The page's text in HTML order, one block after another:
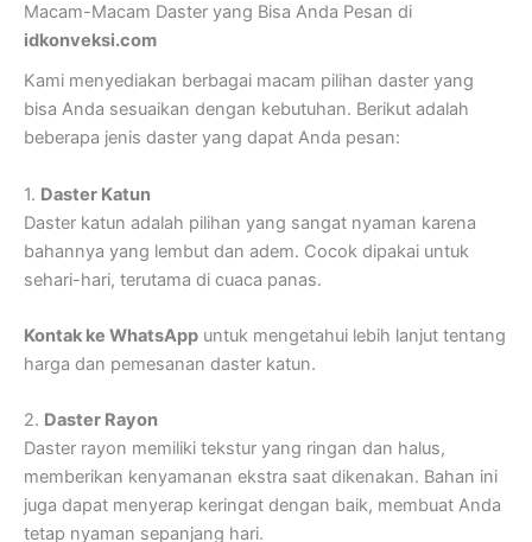
Macam-Macam Daster yang Bisa Anda Pesan di
idkonveksi.com
Kami menyediakan berbagai macam pilihan daster yang
bisa Anda sesuaikan dengan kebutuhan. Berikut adalah
beberapa jenis daster yang dapat Anda pesan:
1. Daster Katun
Daster katun adalah pilihan yang sangat nyaman karena
bahannya yang lembut dan adem. Cocok dipakai untuk
sehari-hari, terutama di cuaca panas.
Kontak ke WhatsApp untuk mengetahui lebih lanjut tentang
harga dan pemesanan daster katun.
2. Daster Rayon
Daster rayon memiliki tekstur yang ringan dan halus,
memberikan kenyamanan ekstra saat dikenakan. Bahan ini
juga dapat menyerap keringat dengan baik, membuat Anda
tetap nyaman sepanjang hari.